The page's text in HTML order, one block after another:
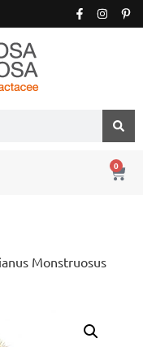
0
Monstruosus